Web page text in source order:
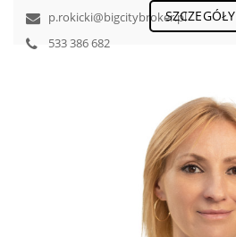
p.rokicki@bigcitybroker.pl
533 386 682
SZCZEGÓŁY